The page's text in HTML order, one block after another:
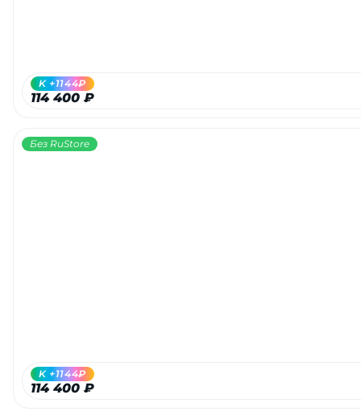
114 400 ₽
K +1144₽
Без RuStore
114 400 ₽
K +1144₽